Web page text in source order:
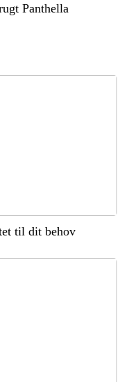
Panthella
til dit behov